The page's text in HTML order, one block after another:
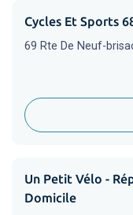
Cycles Et Sports
69 Rte De Neuf-
Un Petit Vélo -
Domicile